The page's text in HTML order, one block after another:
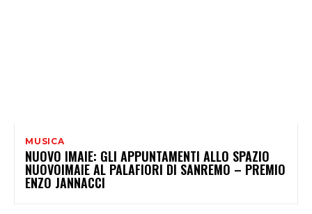
MUSICA
NUOVO IMAIE: GLI APPUNTAMENTI ALLO SPAZIO
NUOVOIMAIE AL PALAFIORI DI SANREMO – PREMIO
ENZO JANNACCI